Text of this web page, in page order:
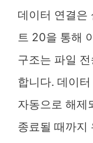
데이터 연결은
트 20을 통해
구조는 파일
합니다. 데이
자동으로 해제
종료될 때까지